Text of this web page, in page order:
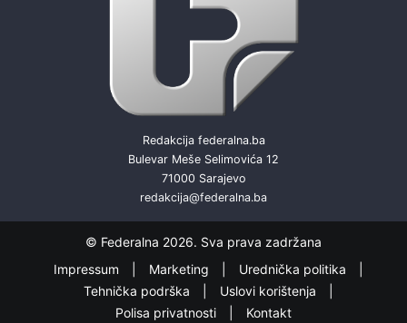
Redakcija federalna.ba
Bulevar Meše Selimovića 12
71000 Sarajevo
redakcija@federalna.ba
© Federalna 2026. Sva prava zadržana
Impressum
Marketing
Urednička politika
Tehnička podrška
Uslovi korištenja
Polisa privatnosti
Kontakt